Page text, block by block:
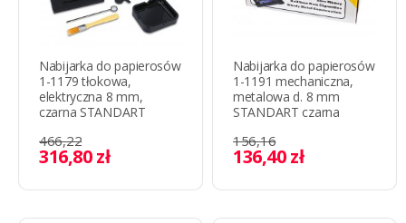
Nabijarka do papierosów
1-1179 tłokowa,
elektryczna 8 mm,
czarna STANDART
466,22
316,80 zł
Nabijarka do papierosów
1-1191 mechaniczna,
metalowa d. 8 mm
STANDART czarna
156,16
136,40 zł